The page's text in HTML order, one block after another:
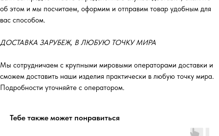
об этом и мы посчитаем, оформим и отправим товар удобным для
вас способом.
ДОСТАВКА ЗАРУБЕЖ, В ЛЮБУЮ ТОЧКУ МИРА
Мы сотрудничаем с крупными мировыми операторами доставки и
сможем доставить наши изделия практически в любую точку мира.
Подробности уточняйте с оператором.
Тебе также может понравиться